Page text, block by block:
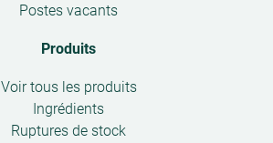
Postes vacants
Produits
Open
submenu
Voir tous les produits
Ingrédients
Ruptures de stock